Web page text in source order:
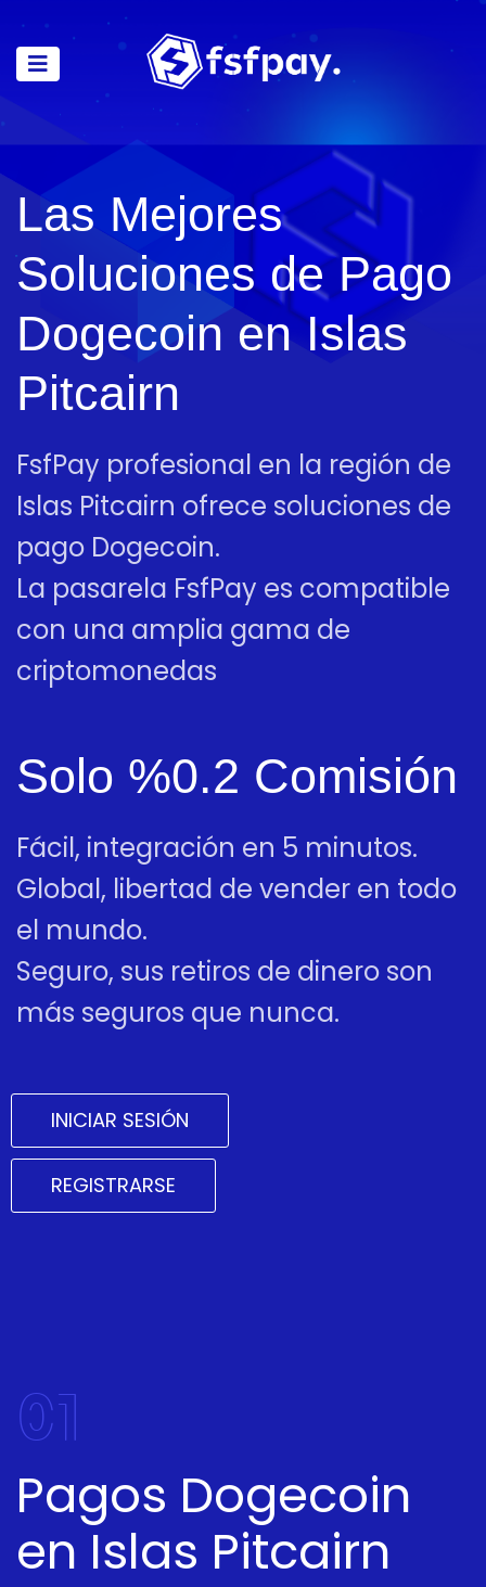
Las Mejores
Soluciones de Pago
Dogecoin en Islas
Pitcairn
FsfPay profesional en la región de
Islas Pitcairn ofrece soluciones de
pago Dogecoin.
La pasarela FsfPay es compatible
con una amplia gama de
criptomonedas
Solo %0.2 Comisión
Fácil, integración en 5 minutos.
Global, libertad de vender en todo
el mundo.
Seguro, sus retiros de dinero son
más seguros que nunca.
INICIAR SESIÓN
REGISTRARSE
01
Pagos Dogecoin
en Islas Pitcairn